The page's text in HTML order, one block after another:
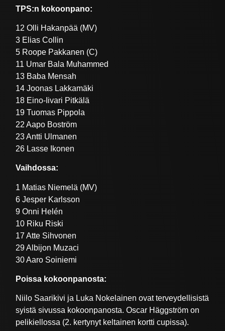
TPS:n kokoonpano:
12 Olli Hakanpää (MV)
3 Elias Collin
5 Roope Pakkanen (C)
11 Umar Bala Muhammed
13 Baba Mensah
14 Joonas Lakkamäki
18 Eino-Iivari Pitkälä
19 Tuomas Pippola
22 Aapo Boström
23 Antti Ulmanen
26 Lasse Ikonen
Vaihdossa:
1 Matias Niemelä (MV)
6 Jesper Karlsson
9 Onni Helén
10 Riku Riski
17 Atte Sihvonen
29 Albijon Muzaci
30 Aaro Soiniemi
Poissa kokoonpanosta:
Niilo Saarikivi ja Luka Nokelainen ovat terveydellisistä
syistä sivussa kokoonpanosta. Oscar Häggström on
pelikiellossa (2. kertynyt keltainen kortti cupissa).